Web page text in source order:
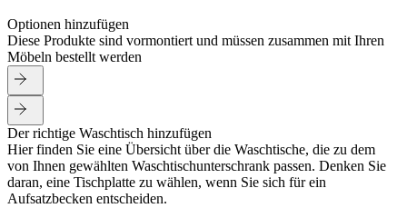
Optionen hinzufügen
Diese Produkte sind vormontiert und müssen zusammen mit Ihren
Möbeln bestellt werden
Der richtige Waschtisch hinzufügen
Hier finden Sie eine Übersicht über die Waschtische, die zu dem
von Ihnen gewählten Waschtischunterschrank passen. Denken Sie
daran, eine Tischplatte zu wählen, wenn Sie sich für ein
Aufsatzbecken entscheiden.